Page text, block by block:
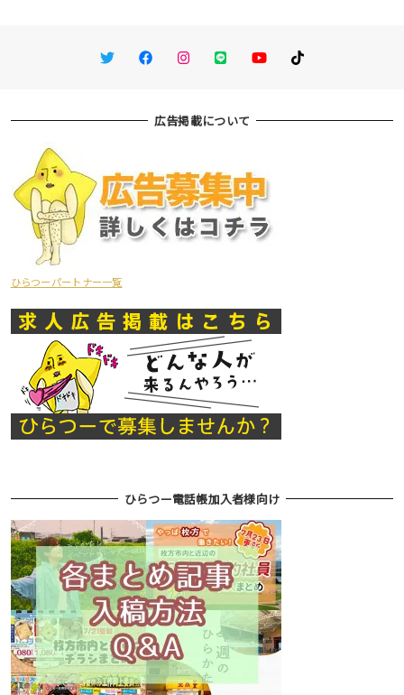
TwitterFacebookInstagram
LINE You TubeTikTok
広告掲載について
ひらつーパートナー一覧
ひらつー電話帳加入者様向け